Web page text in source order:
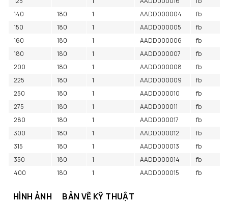
140
180 1 AADD000004
fb
150
180 1 AADD000005
fb
160
180 1 AADD000006
fb
180
180 1 AADD000007
fb
200
180 1 AADD000008
fb
225
180 1 AADD000009
fb
250
180 1 AADD000010
fb
275
180 1 AADD000011
fb
280
180 1 AADD000017
fb
300
180 1 AADD000012
fb
315
180 1 AADD000013
fb
350
180 1 AADD000014
fb
400
180 1 AADD000015 fb
HÌNH ẢNH BẢN VẼ KỸ THUẬT